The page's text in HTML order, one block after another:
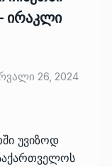
ირაკლი
26, 2024
უვიზოდ